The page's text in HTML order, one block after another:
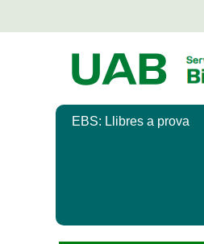
EBS: Llibres a prova